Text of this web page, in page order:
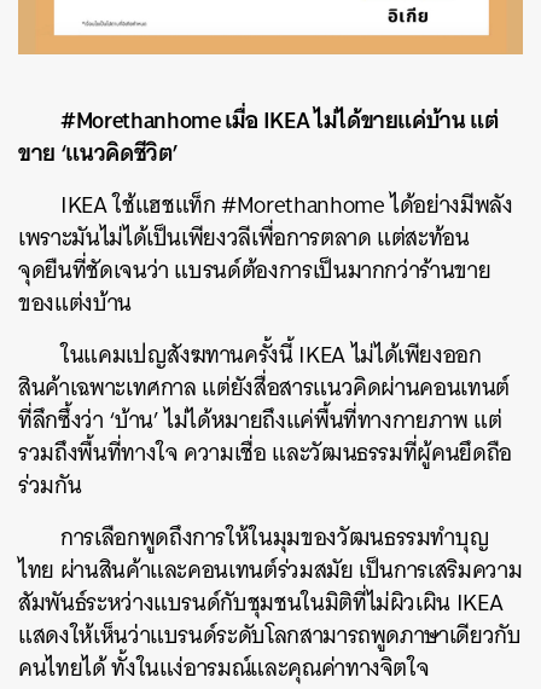
#Morethanhome เมื่อ IKEA ไม่ได้ขายแค่บ้าน แต่
ขาย ‘แนวคิดชีวิต’
IKEA ใช้แฮชแท็ก #Morethanhome ได้อย่างมีพลัง
เพราะมันไม่ได้เป็นเพียงวลีเพื่อการตลาด แต่สะท้อน
จุดยืนที่ชัดเจนว่า แบรนด์ต้องการเป็นมากกว่าร้านขาย
ของแต่งบ้าน
ในแคมเปญสังฆทานครั้งนี้ IKEA ไม่ได้เพียงออก
สินค้าเฉพาะเทศกาล แต่ยังสื่อสารแนวคิดผ่านคอนเทนต์
ที่ลึกซึ้งว่า ‘บ้าน’ ไม่ได้หมายถึงแค่พื้นที่ทางกายภาพ แต่
รวมถึงพื้นที่ทางใจ ความเชื่อ และวัฒนธรรมที่ผู้คนยึดถือ
ร่วมกัน
การเลือกพูดถึงการให้ในมุมของวัฒนธรรมทำบุญ
ไทย ผ่านสินค้าและคอนเทนต์ร่วมสมัย เป็นการเสริมความ
สัมพันธ์ระหว่างแบรนด์กับชุมชนในมิติที่ไม่ผิวเผิน IKEA
แสดงให้เห็นว่าแบรนด์ระดับโลกสามารถพูดภาษาเดียวกับ
คนไทยได้ ทั้งในแง่อารมณ์และคุณค่าทางจิตใจ